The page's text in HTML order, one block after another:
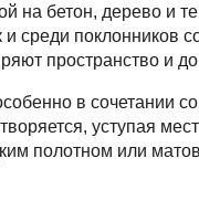
на бетон, дерево и
среди
пространство и
в
уступая
полотном или